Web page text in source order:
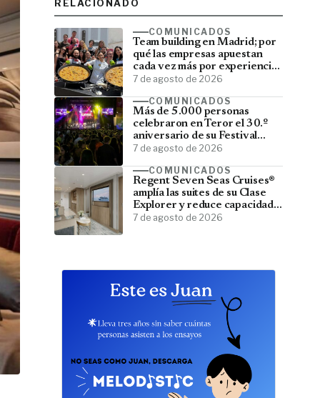
RELACIONADO
COMUNICADOS
Team building en Madrid; por
qué las empresas apuestan
cada vez más por experiencias
que fortalecen sus equipos
7 de agosto de 2026
COMUNICADOS
Más de 5.000 personas
celebraron en Teror el 30.º
aniversario de su Festival
Latino
7 de agosto de 2026
COMUNICADOS
Regent Seven Seas Cruises®
amplía las suites de su Clase
Explorer y reduce capacidad;
menos pasajeros, más espacio
7 de agosto de 2026